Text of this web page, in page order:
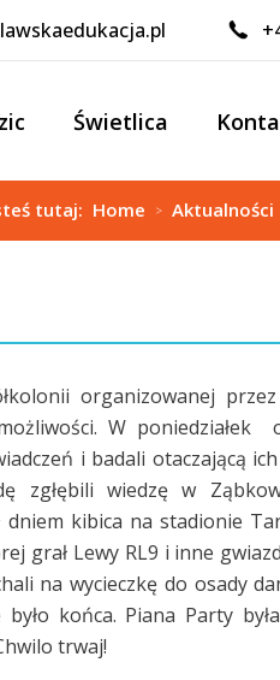
Świetlica
tutaj: Home > Aktualności
organizowanej przez
W poniedziałek
i badali otaczającą
wiedzę w
kibica na stadionie
grał Lewy RL9 i inne
na wycieczkę do osady
końca. Piana Party
trwaj!